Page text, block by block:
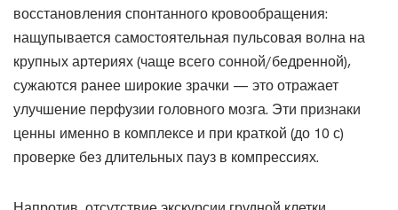
восстановления спонтанного кровообращения:
нащупывается самостоятельная пульсовая волна на
крупных артериях (чаще всего сонной/бедренной),
сужаются ранее широкие зрачки — это отражает
улучшение перфузии головного мозга. Эти признаки
ценны именно в комплексе и при краткой (до 10 с)
проверке без длительных пауз в компрессиях.